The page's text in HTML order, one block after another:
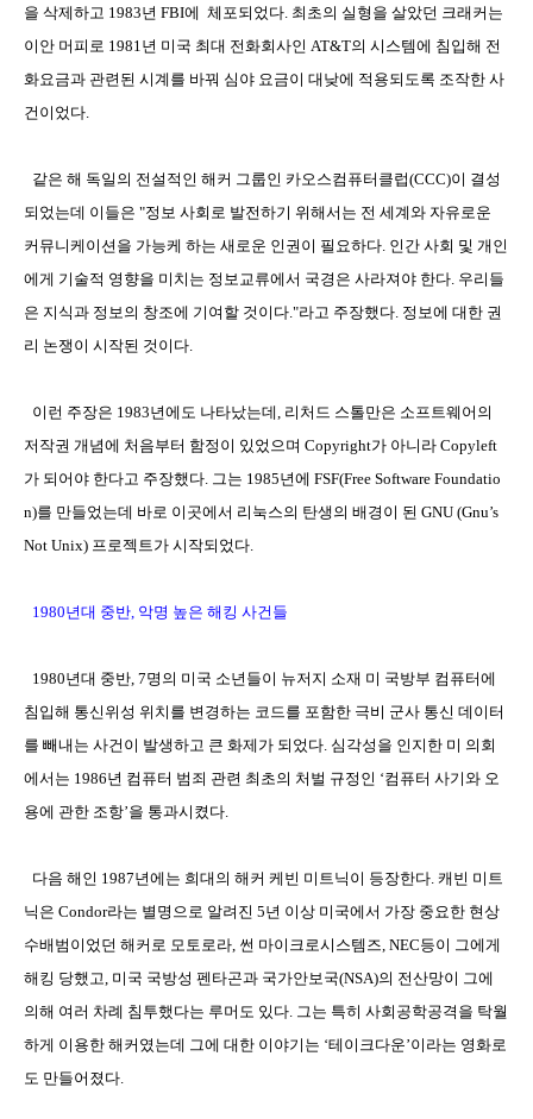
을 삭제하고 1983년 FBI에 체포되었다. 최초의 실형을 살았던 크래커는
이안 머피로 1981년 미국 최대 전화회사인 AT&T의 시스템에 침입해 전
화요금과 관련된 시계를 바꿔 심야 요금이 대낮에 적용되도록 조작한 사
건이었다.
같은 해 독일의 전설적인 해커 그룹인 카오스컴퓨터클럽(CCC)이 결성
되었는데 이들은 "정보 사회로 발전하기 위해서는 전 세계와 자유로운
커뮤니케이션을 가능케 하는 새로운 인권이 필요하다. 인간 사회 및 개인
에게 기술적 영향을 미치는 정보교류에서 국경은 사라져야 한다. 우리들
은 지식과 정보의 창조에 기여할 것이다."라고 주장했다. 정보에 대한 권
리 논쟁이 시작된 것이다.
이런 주장은 1983년에도 나타났는데, 리처드 스톨만은 소프트웨어의
저작권 개념에 처음부터 함정이 있었으며 Copyright가 아니라 Copyleft
가 되어야 한다고 주장했다. 그는 1985년에 FSF(Free Software Foundatio
n)를 만들었는데 바로 이곳에서 리눅스의 탄생의 배경이 된 GNU (Gnu’s
Not Unix) 프로젝트가 시작되었다.
1980년대 중반, 악명 높은 해킹 사건들
1980년대 중반, 7명의 미국 소년들이 뉴저지 소재 미 국방부 컴퓨터에
침입해 통신위성 위치를 변경하는 코드를 포함한 극비 군사 통신 데이터
를 빼내는 사건이 발생하고 큰 화제가 되었다. 심각성을 인지한 미 의회
에서는 1986년 컴퓨터 범죄 관련 최초의 처벌 규정인 ‘컴퓨터 사기와 오
용에 관한 조항’을 통과시켰다.
다음 해인 1987년에는 희대의 해커 케빈 미트닉이 등장한다. 캐빈 미트
닉은 Condor라는 별명으로 알려진 5년 이상 미국에서 가장 중요한 현상
수배범이었던 해커로 모토로라, 썬 마이크로시스템즈, NEC등이 그에게
해킹 당했고, 미국 국방성 펜타곤과 국가안보국(NSA)의 전산망이 그에
의해 여러 차례 침투했다는 루머도 있다. 그는 특히 사회공학공격을 탁월
하게 이용한 해커였는데 그에 대한 이야기는 ‘테이크다운’이라는 영화로
도 만들어졌다.